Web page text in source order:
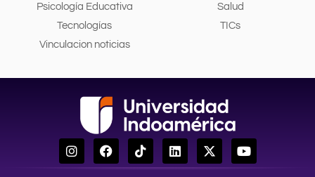
Psicología Educativa
Salud
Tecnologías
TICs
Vinculacion noticias
I
n
s
F
a
c
T
i
k
L
i
n
X
-
t
Y
o
u